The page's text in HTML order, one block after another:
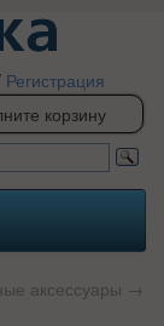
Регистрация
корзину
аксессуары →